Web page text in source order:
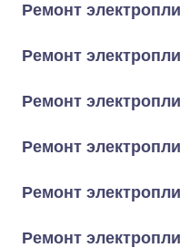
Ремонт
Ремонт
Ремонт
Ремонт
Ремонт
Ремонт